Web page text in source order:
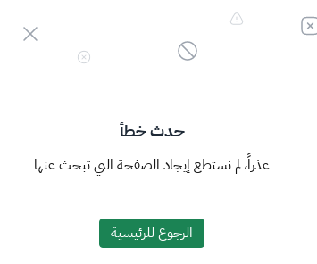
حدث خطأ
عذراً، لم نستطع إيجاد الصفحة التي تبحث عنها
الرجوع للرئيسية